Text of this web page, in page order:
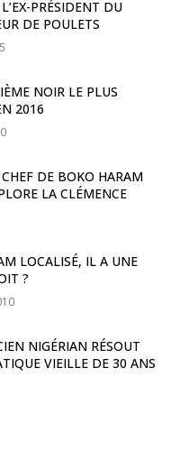
PRÉSIDENT DU
DE POULETS
NOIR LE PLUS
2016
DE BOKO HARAM
LA CLÉMENCE
LOCALISÉ, IL A UNE
?
NIGÉRIAN RÉSOUT
VIEILLE DE 30 ANS